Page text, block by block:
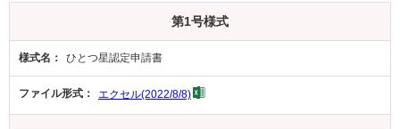
第1号様式
ひとつ星認定申請書
エクセル(2022/8/8)